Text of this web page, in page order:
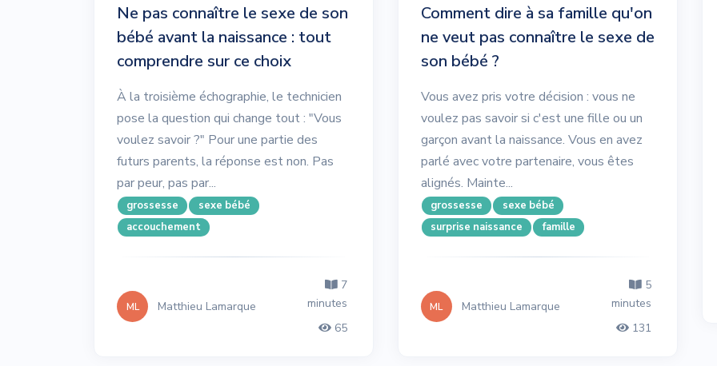
Ne pas connaître le sexe de son
bébé avant la naissance : tout
comprendre sur ce choix
À la troisième échographie, le technicien
pose la question qui change tout : "Vous
voulez savoir ?" Pour une partie des
futurs parents, la réponse est non. Pas
par peur, pas par...
grossesse
sexe bébé
accouchement
ML Matthieu Lamarque
7
minutes
65
Comment dire à sa famille qu'on
ne veut pas connaître le sexe de
son bébé ?
Vous avez pris votre décision : vous ne
voulez pas savoir si c'est une fille ou un
garçon avant la naissance. Vous en avez
parlé avec votre partenaire, vous êtes
alignés. Mainte...
grossesse
sexe bébé
surprise naissance
famille
ML Matthieu Lamarque
5
minutes
131